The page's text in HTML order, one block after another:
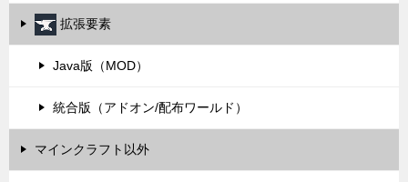
拡張要素
Java版（MOD）
統合版（アドオン/配布ワールド）
マインクラフト以外